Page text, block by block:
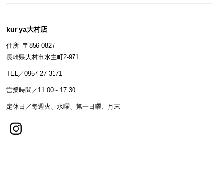
kuriya大村店
住所 〒856-0827
長崎県大村市水主町2-971
TEL／0957-27-3171
営業時間／11:00～17:30
定休日／毎週火、水曜、第一日曜、月末